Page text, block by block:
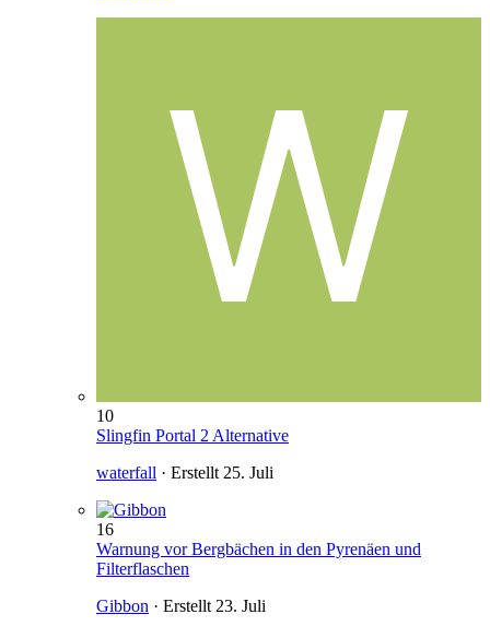
10
Slingfin Portal 2 Alternative
waterfall · Erstellt 25. Juli
16
Warnung vor Bergbächen in den Pyrenäen und
Filterflaschen
Gibbon · Erstellt 23. Juli